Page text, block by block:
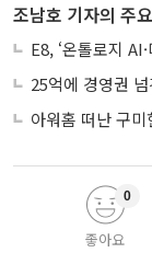
조남호 기자의 주
E8, ‘온톨로지
25억에 경영권
아워홈 떠난 구
좋아요
0